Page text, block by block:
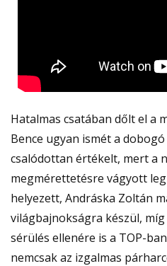
Hatalmas csatában dőlt el a
Bence ugyan ismét a
csalódottan értékelt, mert a
megmérettetésre vágyott
helyezett, Andráska Zoltán
világbajnokságra készül,
sérülés ellenére is a TOP-
nemcsak az izgalmas